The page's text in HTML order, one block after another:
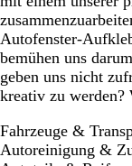
Autofenster-
bemühen uns
geben uns nicht
kreativ zu werden?
Fahrzeuge &
Autoreinigung &